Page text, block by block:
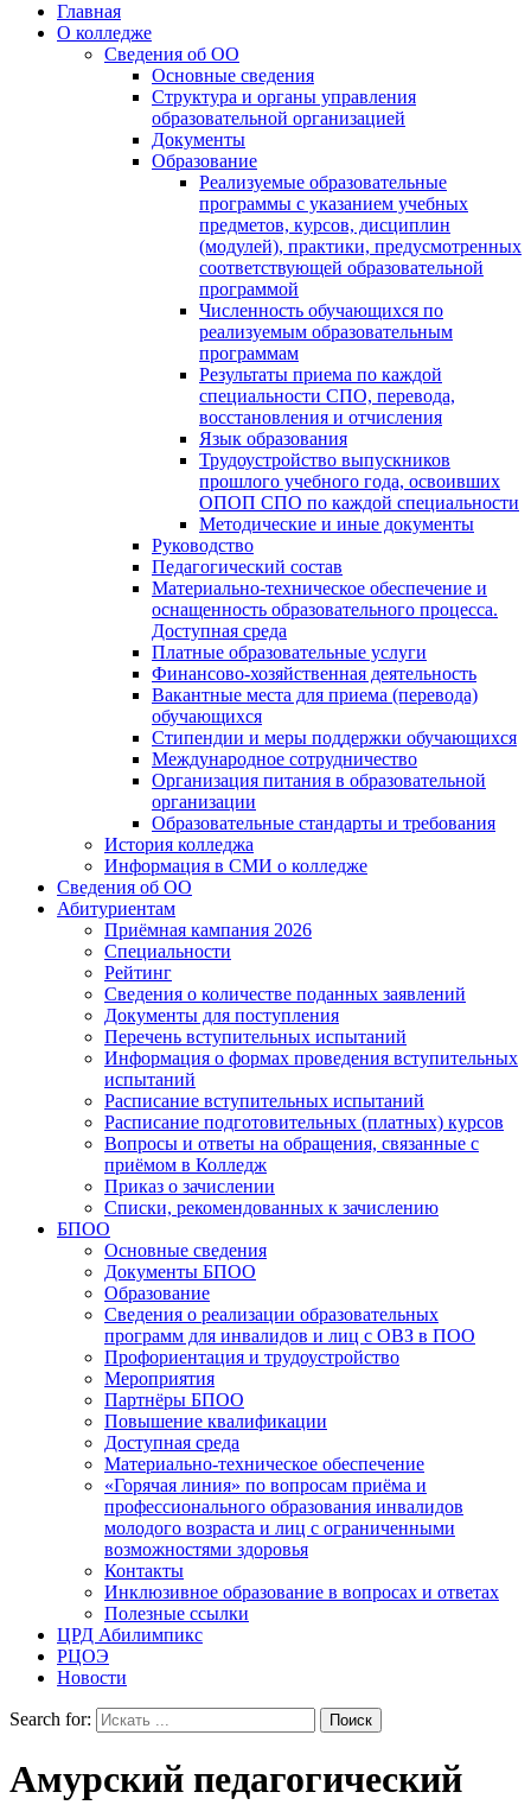
Главная
О колледже
Сведения об ОО
Основные сведения
Структура и органы управления
образовательной организацией
Документы
Образование
Реализуемые образовательные
программы с указанием учебных
предметов, курсов, дисциплин
(модулей), практики, предусмотренных
соответствующей образовательной
программой
Численность обучающихся по
реализуемым образовательным
программам
Результаты приема по каждой
специальности СПО, перевода,
восстановления и отчисления
Язык образования
Трудоустройство выпускников
прошлого учебного года, освоивших
ОПОП СПО по каждой специальности
Методические и иные документы
Руководство
Педагогический состав
Материально-техническое обеспечение и
оснащенность образовательного процесса.
Доступная среда
Платные образовательные услуги
Финансово-хозяйственная деятельность
Вакантные места для приема (перевода)
обучающихся
Стипендии и меры поддержки обучающихся
Международное сотрудничество
Организация питания в образовательной
организации
Образовательные стандарты и требования
История колледжа
Информация в СМИ о колледже
Сведения об ОО
Абитуриентам
Приёмная кампания 2026
Специальности
Рейтинг
Сведения о количестве поданных заявлений
Документы для поступления
Перечень вступительных испытаний
Информация о формах проведения вступительных
испытаний
Расписание вступительных испытаний
Расписание подготовительных (платных) курсов
Вопросы и ответы на обращения, связанные с
приёмом в Колледж
Приказ о зачислении
Списки, рекомендованных к зачислению
БПОО
Основные сведения
Документы БПОО
Образование
Сведения о реализации образовательных
программ для инвалидов и лиц с ОВЗ в ПОО
Профориентация и трудоустройство
Мероприятия
Партнёры БПОО
Повышение квалификации
Доступная среда
Материально-техническое обеспечение
«Горячая линия» по вопросам приёма и
профессионального образования инвалидов
молодого возраста и лиц с ограниченными
возможностями здоровья
Контакты
Инклюзивное образование в вопросах и ответах
Полезные ссылки
ЦРД Абилимпикс
РЦОЭ
Новости
Search for:
Амурский педагогический